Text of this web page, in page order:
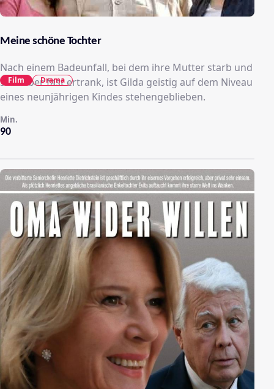
Meine schöne Tochter
Nach einem Badeunfall, bei dem ihre Mutter starb und
sie selber fast ertrank, ist Gilda geistig auf dem Niveau
eines neunjährigen Kindes stehengeblieben.
90
Min.
Film Drama